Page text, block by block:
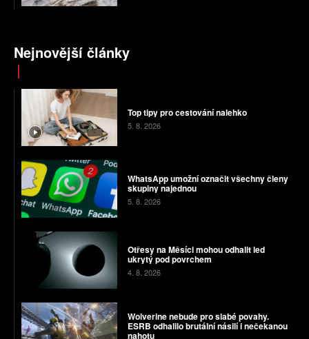
Nejnovější články
Top tipy pro cestování nalehko
5. 8. 2026
WhatsApp umožní označit všechny členy
skupiny najednou
5. 8. 2026
Otřesy na Měsíci mohou odhalit led
ukrytý pod povrchem
4. 8. 2026
Wolverine nebude pro slabé povahy.
ESRB odhalilo brutální násilí i nečekanou
nahotu